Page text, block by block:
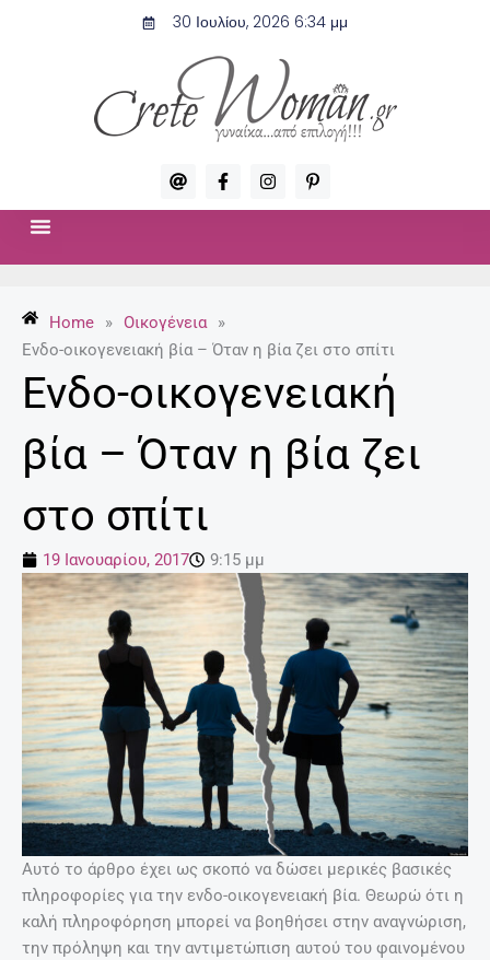
30 Ιουλίου, 2026 6:34 μμ
A
t
F
a
c
f
I
n
s
P
i
n
p
Home » Οικογένεια
»
Ενδο-οικογενειακή βία – Όταν η βία ζει στο σπίτι
Ενδο-οικογενειακή
βία – Όταν η βία ζει
στο σπίτι
19 Ιανουαρίου, 2017 9:15 μμ
Αυτό το άρθρο έχει ως σκοπό να δώσει μερικές βασικές
πληροφορίες για την ενδο-οικογενειακή βία. Θεωρώ ότι η
καλή πληροφόρηση μπορεί να βοηθήσει στην αναγνώριση,
την πρόληψη και την αντιμετώπιση αυτού του φαινομένου